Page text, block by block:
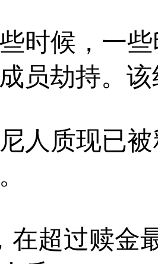
时候，一些
员劫持。
人质现已被
超过赎金